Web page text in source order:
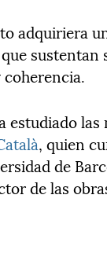
adquiriera
sustentan
estudiado
, quien
de
de las